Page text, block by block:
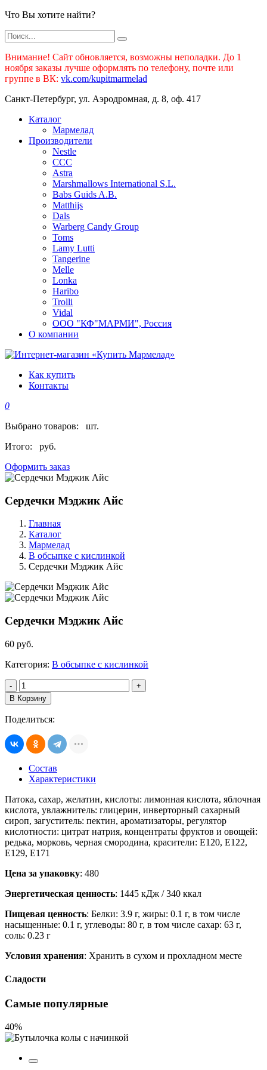
Что Вы хотите найти?
Внимание! Сайт обновляется, возможны неполадки. До 1
ноября заказы лучше оформлять по телефону, почте или
группе в ВК: vk.com/kupitmarmelad
Санкт-Петербург, ул. Аэродромная, д. 8, оф. 417
Каталог
Мармелад
Производители
Nestle
CCC
Astra
Marshmallows International S.L.
Babs Guids A.B.
Matthijs
Dals
Warberg Candy Group
Toms
Lamy Lutti
Tangerine
Melle
Lonka
Haribo
Trolli
Vidal
ООО "КФ"МАРМИ", Россия
О компании
Как купить
Контакты
0
Выбрано товаров:
шт.
Итого:
руб.
Оформить заказ
Сердечки Мэджик Айс
Главная
Каталог
Мармелад
В обсыпке с кислинкой
Сердечки Мэджик Айс
Сердечки Мэджик Айс
60 руб.
Категория: В обсыпке с кислинкой
-
+
В Корзину
Поделиться:
Состав
Характеристики
Патока, сахар, желатин, кислоты: лимонная кислота, яблочная
кислота, увлажнитель: глицерин, инверторный сахарный
сироп, загуститель: пектин, ароматизаторы, регулятор
кислотности: цитрат натрия, концентраты фруктов и овощей:
редька, морковь, черная смородина, красители: E120, E122,
E129, E171
Цена за упаковку: 480
Энергетическая ценность: 1445 кДж / 340 ккал
Пищевая ценность: Белки: 3.9 г, жиры: 0.1 г, в том числе
насыщенные: 0.1 г, углеводы: 80 г, в том числе сахар: 63 г,
соль: 0.23 г
Условия хранения: Хранить в сухом и прохладном месте
Сладости
Самые популярные
40%